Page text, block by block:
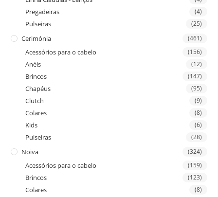
Pregadeiras (4)
Pulseiras (25)
Cerimónia (461)
Acessórios para o cabelo (156)
Anéis (12)
Brincos (147)
Chapéus (95)
Clutch (9)
Colares (8)
Kids (6)
Pulseiras (28)
Noiva (324)
Acessórios para o cabelo (159)
Brincos (123)
Colares (8)